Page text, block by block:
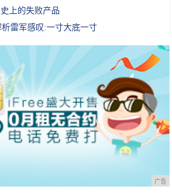
上的失败产品
析雷军感叹:一寸大底一寸
广告